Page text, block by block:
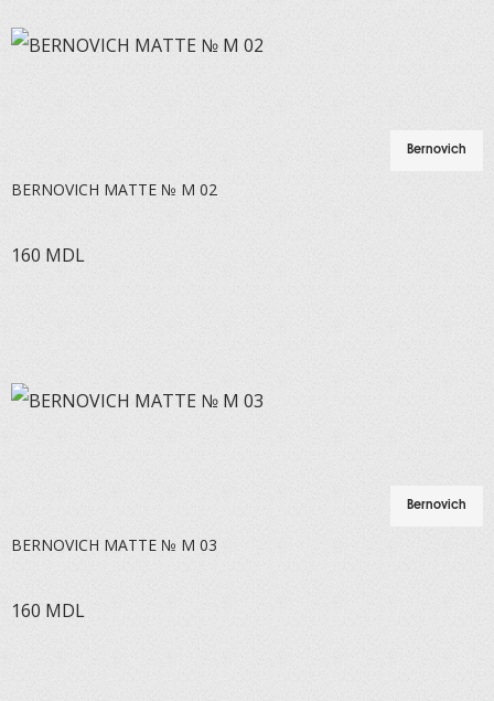
Bernovich
BERNOVICH MATTE № M 02
160 MDL
Bernovich
BERNOVICH MATTE № M 03
160 MDL